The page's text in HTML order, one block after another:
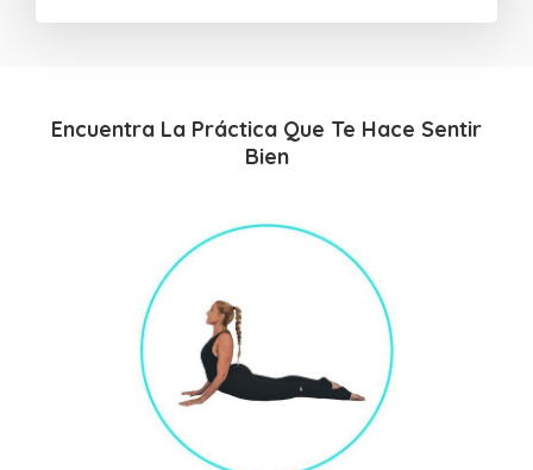
Encuentra La Práctica Que Te Hace Sentir
Bien